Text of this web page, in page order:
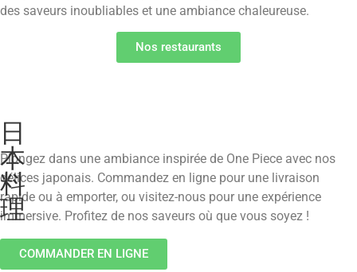
des saveurs inoubliables et une ambiance chaleureuse.
Nos restaurants
日
本
料
理
Plongez dans une ambiance inspirée de One Piece avec nos
délices japonais. Commandez en ligne pour une livraison
rapide ou à emporter, ou visitez-nous pour une expérience
immersive. Profitez de nos saveurs où que vous soyez !
COMMANDER EN LIGNE